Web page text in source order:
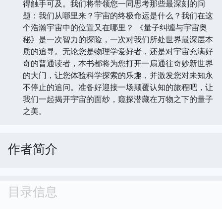
得触手可及。我们将带领您一同思考那些最深刻的问
题：我们从哪里来？宇宙的终极命运是什么？我们在这
个浩瀚宇宙中的位置又在哪里？ 《量子纠缠与宇宙奥
秘》是一次智力的探险，一次对我们所处世界最深层本
质的追寻。无论您是物理学爱好者，还是对宇宙充满好
奇的普通读者，本书都将为您打开一扇通往奇妙新世界
的大门，让您体验科学探索的乐趣，并激发您对未知永
不停止的追问。准备好迎接一场颠覆认知的旅程吧，让
我们一起揭开宇宙的面纱，窥探潜藏在万物之下的量子
之美。
作者简介
目录信息